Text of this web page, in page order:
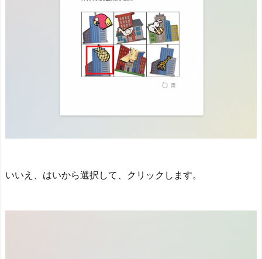
いいえ、はいから選択して、クリックします。